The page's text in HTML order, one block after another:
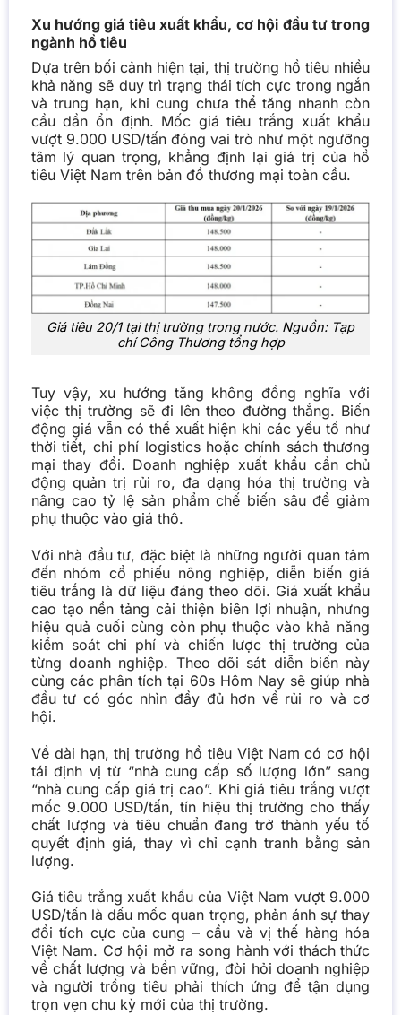
Xu hướng giá tiêu xuất khẩu, cơ hội đầu tư trong
ngành hồ tiêu
Dựa trên bối cảnh hiện tại, thị trường hồ tiêu nhiều
khả năng sẽ duy trì trạng thái tích cực trong ngắn
và trung hạn, khi cung chưa thể tăng nhanh còn
cầu dần ổn định. Mốc giá tiêu trắng xuất khẩu
vượt 9.000 USD/tấn đóng vai trò như một ngưỡng
tâm lý quan trọng, khẳng định lại giá trị của hồ
tiêu Việt Nam trên bản đồ thương mại toàn cầu.
Giá tiêu 20/1 tại thị trường trong nước. Nguồn: Tạp
chí Công Thương tổng hợp
Tuy vậy, xu hướng tăng không đồng nghĩa với
việc thị trường sẽ đi lên theo đường thẳng. Biến
động giá vẫn có thể xuất hiện khi các yếu tố như
thời tiết, chi phí logistics hoặc chính sách thương
mại thay đổi. Doanh nghiệp xuất khẩu cần chủ
động quản trị rủi ro, đa dạng hóa thị trường và
nâng cao tỷ lệ sản phẩm chế biến sâu để giảm
phụ thuộc vào giá thô.
Với nhà đầu tư, đặc biệt là những người quan tâm
đến nhóm cổ phiếu nông nghiệp, diễn biến giá
tiêu trắng là dữ liệu đáng theo dõi. Giá xuất khẩu
cao tạo nền tảng cải thiện biên lợi nhuận, nhưng
hiệu quả cuối cùng còn phụ thuộc vào khả năng
kiểm soát chi phí và chiến lược thị trường của
từng doanh nghiệp. Theo dõi sát diễn biến này
cùng các phân tích tại 60s Hôm Nay sẽ giúp nhà
đầu tư có góc nhìn đầy đủ hơn về rủi ro và cơ
hội.
Về dài hạn, thị trường hồ tiêu Việt Nam có cơ hội
tái định vị từ “nhà cung cấp số lượng lớn” sang
“nhà cung cấp giá trị cao”. Khi giá tiêu trắng vượt
mốc 9.000 USD/tấn, tín hiệu thị trường cho thấy
chất lượng và tiêu chuẩn đang trở thành yếu tố
quyết định giá, thay vì chỉ cạnh tranh bằng sản
lượng.
Giá tiêu trắng xuất khẩu của Việt Nam vượt 9.000
USD/tấn là dấu mốc quan trọng, phản ánh sự thay
đổi tích cực của cung – cầu và vị thế hàng hóa
Việt Nam. Cơ hội mở ra song hành với thách thức
về chất lượng và bền vững, đòi hỏi doanh nghiệp
và người trồng tiêu phải thích ứng để tận dụng
trọn vẹn chu kỳ mới của thị trường.